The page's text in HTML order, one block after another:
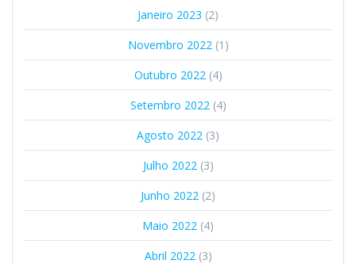
Janeiro 2023 (2)
Novembro 2022(1)
Outubro 2022(4)
Setembro 2022(4)
Agosto 2022 (3)
Julho 2022(3)
Junho 2022 (2)
Maio 2022 (4)
Abril 2022(3)